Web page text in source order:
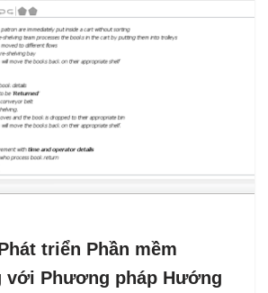
triển Phần mềm
với Phương pháp Hướng